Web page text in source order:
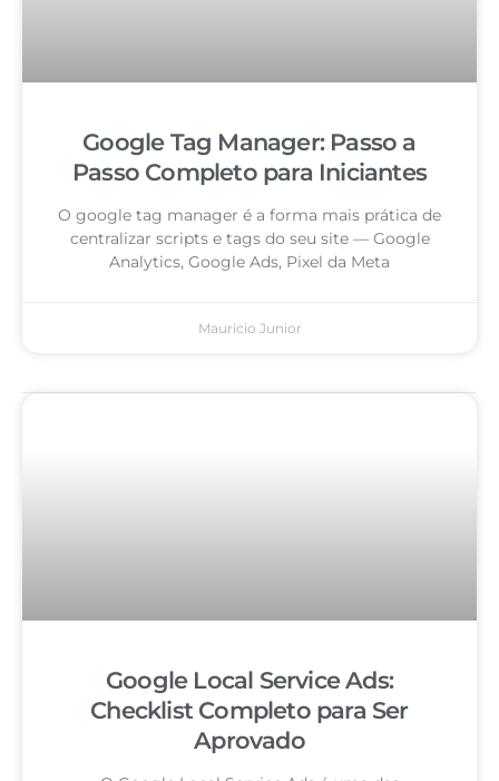
Google Tag Manager: Passo a
Passo Completo para Iniciantes
O google tag manager é a forma mais prática de
centralizar scripts e tags do seu site — Google
Analytics, Google Ads, Pixel da Meta
Mauricio Junior
Google Local Service Ads:
Checklist Completo para Ser
Aprovado